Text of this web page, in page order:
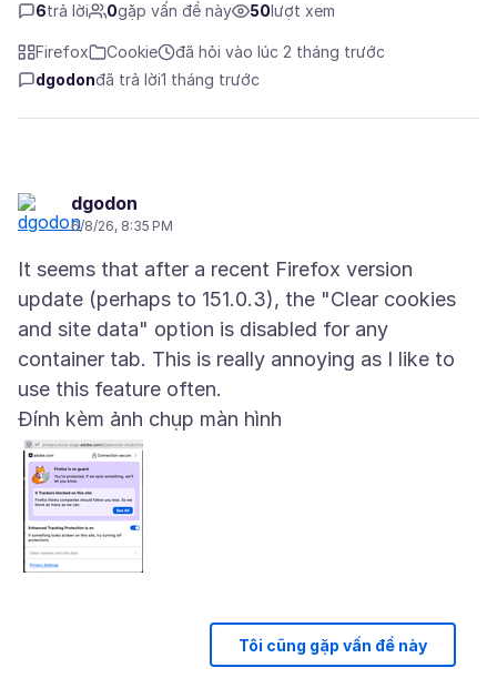
6trả lời 0gặp vấn đề này 50lượt xem
Firefox Cookie
đã hỏi vào lúc 2 tháng trước
dgodonđã trả lời1 tháng trước
dgodon
6/8/26, 8:35 PM
It seems that after a recent Firefox version
update (perhaps to 151.0.3), the "Clear cookies
and site data" option is disabled for any
container tab. This is really annoying as I like to
Đính kèm ảnh chụp màn hình
Tôi cũng gặp vấn đề này